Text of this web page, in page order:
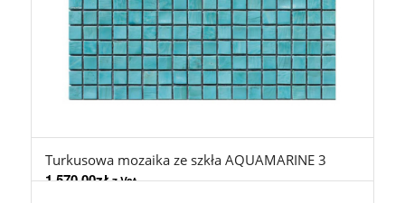
Turkusowa mozaika ze szkła AQUAMARINE 3
1.570,00zł z Vat